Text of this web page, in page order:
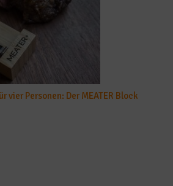
vier Personen: Der MEATER Block